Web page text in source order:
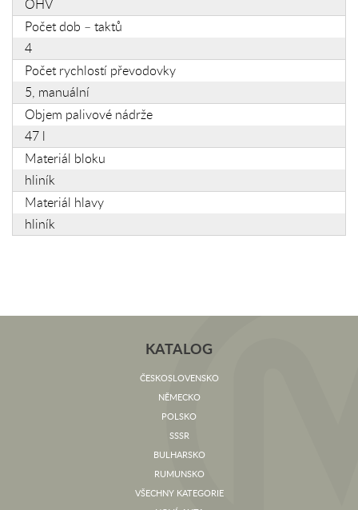
OHV
Počet dob – taktů
4
Počet rychlostí převodovky
5, manuální
Objem palivové nádrže
47 l
Materiál bloku
hliník
Materiál hlavy
hliník
KATALOG
ČESKOSLOVENSKO
NĚMECKO
POLSKO
SSSR
BULHARSKO
RUMUNSKO
VŠECHNY KATEGORIE